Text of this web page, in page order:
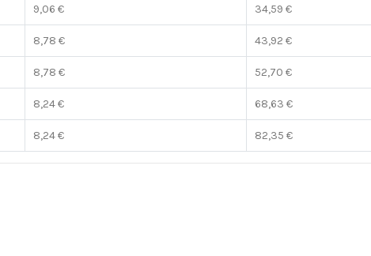
9,06 € 34,59 €
8,78 € 43,92 €
8,78 € 52,70 €
8,24 € 68,63 €
8,24 € 82,35 €